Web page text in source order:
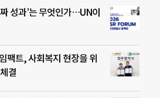
성과’는 무엇인가…UN이
팩트, 사회복지 현장을 위
결